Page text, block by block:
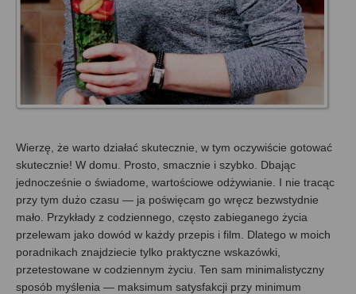
Wierzę, że warto działać skutecznie, w tym oczywiście gotować
skutecznie! W domu. Prosto, smacznie i szybko. Dbając
jednocześnie o świadome, wartościowe odżywianie. I nie tracąc
przy tym dużo czasu — ja poświęcam go wręcz bezwstydnie
mało. Przykłady z codziennego, często zabieganego życia
przelewam jako dowód w każdy przepis i film. Dlatego w moich
poradnikach znajdziecie tylko praktyczne wskazówki,
przetestowane w codziennym życiu. Ten sam minimalistyczny
sposób myślenia — maksimum satysfakcji przy minimum